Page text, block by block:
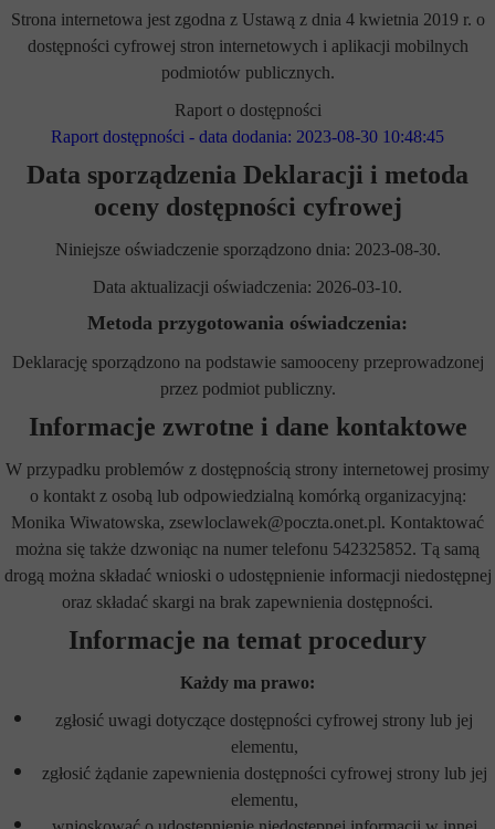
Strona internetowa jest zgodna z Ustawą z dnia 4 kwietnia 2019 r. o
dostępności cyfrowej stron internetowych i aplikacji mobilnych
podmiotów publicznych.
Raport o dostępności
Raport dostępności - data dodania: 2023-08-30 10:48:45
Data sporządzenia Deklaracji i metoda
oceny dostępności cyfrowej
Niniejsze oświadczenie sporządzono dnia: 2023-08-30.
Data aktualizacji oświadczenia: 2026-03-10.
Metoda przygotowania oświadczenia:
Deklarację sporządzono na podstawie samooceny przeprowadzonej
przez podmiot publiczny.
Informacje zwrotne i dane kontaktowe
W przypadku problemów z dostępnością strony internetowej prosimy
o kontakt z osobą lub odpowiedzialną komórką organizacyjną:
Monika Wiwatowska, zsewloclawek@poczta.onet.pl. Kontaktować
można się także dzwoniąc na numer telefonu 542325852. Tą samą
drogą można składać wnioski o udostępnienie informacji niedostępnej
oraz składać skargi na brak zapewnienia dostępności.
Informacje na temat procedury
Każdy ma prawo:
zgłosić uwagi dotyczące dostępności cyfrowej strony lub jej
elementu,
zgłosić żądanie zapewnienia dostępności cyfrowej strony lub jej
elementu,